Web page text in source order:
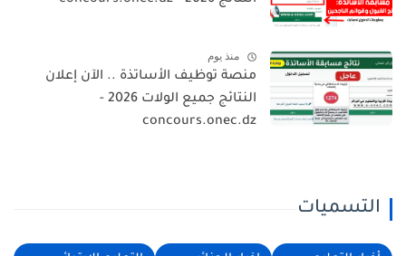
منذ يوم
منصة توظيف الأساتذة .. الآن إعلان
النتائج جميع الولات 2026 -
concours.onec.dz
التسميات